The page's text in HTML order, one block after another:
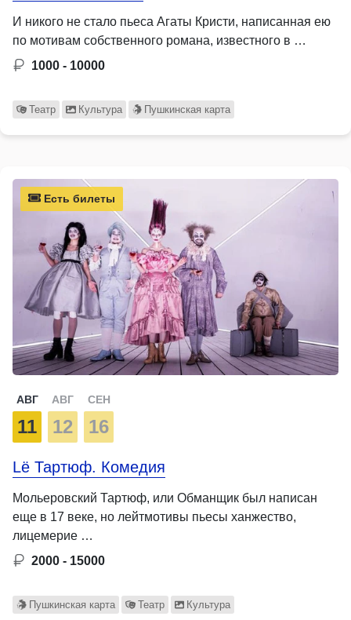
И никого не стало пьеса Агаты Кристи, написанная ею
по мотивам собственного романа, известного в …
1000 - 10000
Театр Культура Пушкинская карта
Есть билеты
АВГ
11
АВГ
12
СЕН
16
Lё Тартюф. Комедия
Мольеровский Тартюф, или Обманщик был написан
еще в 17 веке, но лейтмотивы пьесы ханжество,
лицемерие …
2000 - 15000
Пушкинская карта Театр Культура